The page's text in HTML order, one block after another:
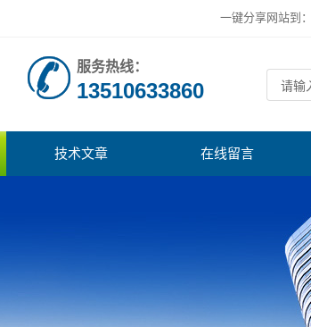
一键分享网站到：
服务热线：
13510633860
技术文章 在线留言